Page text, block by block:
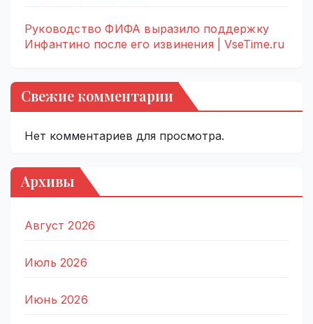
Руководство ФИФА выразило поддержку
Инфантино после его извинения | VseTime.ru
Свежие комментарии
Нет комментариев для просмотра.
Архивы
Август 2026
Июль 2026
Июнь 2026